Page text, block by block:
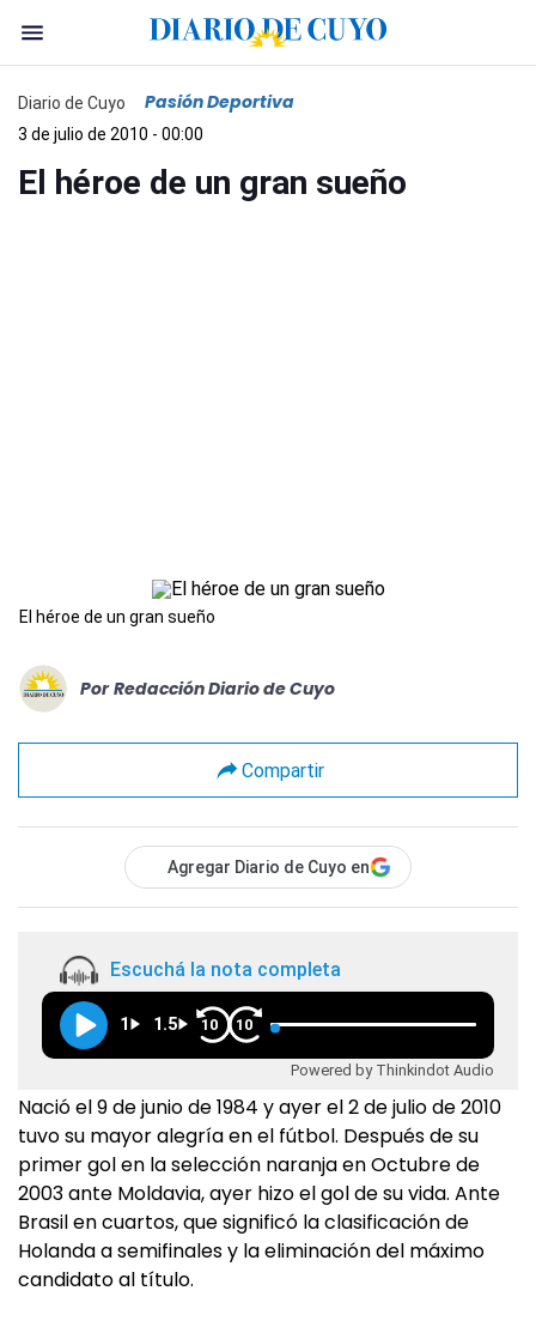
Diario de Cuyo Pasión Deportiva
3 de julio de 2010 - 00:00
El héroe de un gran sueño
El héroe de un gran sueño
Por Redacción Diario de Cuyo
Compartir
Agregar Diario de Cuyo en
Escuchá la nota completa
1 1.5 10 10
Powered by Thinkindot Audio
Nació el 9 de junio de 1984 y ayer el 2 de julio de 2010
tuvo su mayor alegría en el fútbol. Después de su
primer gol en la selección naranja en Octubre de
2003 ante Moldavia, ayer hizo el gol de su vida. Ante
Brasil en cuartos, que significó la clasificación de
Holanda a semifinales y la eliminación del máximo
candidato al título.